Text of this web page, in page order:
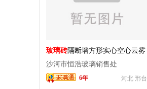
玻璃砖隔断墙方形实心空心云雾
砖热熔幕墙
沙河市恒浩玻璃销售处
河北 邢台
6年